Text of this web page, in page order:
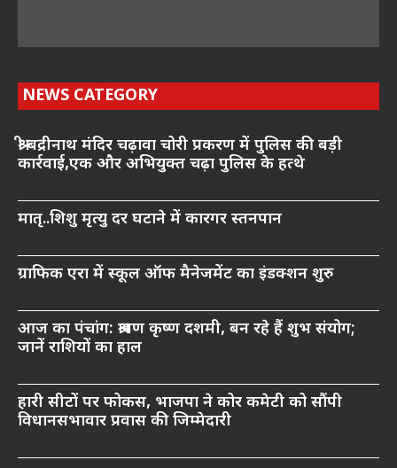
NEWS CATEGORY
श्री बद्रीनाथ मंदिर चढ़ावा चोरी प्रकरण में पुलिस की बड़ी
कार्रवाई,एक और अभियुक्त चढ़ा पुलिस के हत्थे
मातृ..शिशु मृत्यु दर घटाने में कारगर स्तनपान
ग्राफिक एरा में स्कूल ऑफ मैनेजमेंट का इंडक्शन शुरु
आज का पंचांग: श्रावण कृष्ण दशमी, बन रहे हैं शुभ संयोग;
जानें राशियों का हाल
हारी सीटों पर फोकस, भाजपा ने कोर कमेटी को सौंपी
विधानसभावार प्रवास की जिम्मेदारी